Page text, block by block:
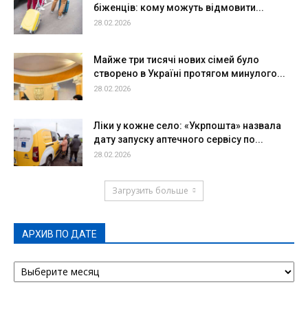
біженців: кому можуть відмовити...
28.02.2026
Майже три тисячі нових сімей було
створено в Україні протягом минулого...
28.02.2026
Ліки у кожне село: «Укрпошта» назвала
дату запуску аптечного сервісу по...
28.02.2026
Загрузить больше
АРХИВ ПО ДАТЕ
АРХИВ
ПО